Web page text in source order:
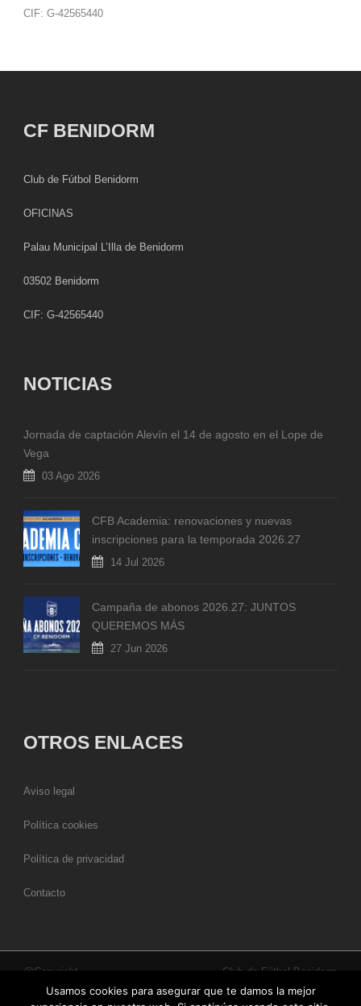
CIF: G-42565440
CF BENIDORM
Club de Fútbol Benidorm
OFICINAS
Palau Municipal L’Illa de Benidorm
03502 Benidorm
CIF: G-42565440
NOTICIAS
Jornada de captación Alevín el 14 de agosto en el Lope de
Vega
03 Ago 2026
CFB Academia: renovaciones y nuevas
inscripciones para la temporada 2026.27
14 Jul 2026
Campaña de abonos 2026.27: JUNTOS
QUEREMOS MÁS
27 Jun 2026
OTROS ENLACES
Aviso legal
Política cookies
Política de privacidad
Contacto
@Copyright Club de Fútbol Benidorm
Usamos cookies para asegurar que te damos la mejor